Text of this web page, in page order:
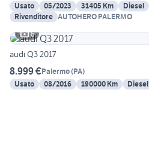
Usato
05/2023 31405 Km Diesel
Rivenditore AUTOHERO PALERMO
6
audi Q3 2017
8.999 €Palermo(PA)
Usato
08/2016 190000 Km Diesel